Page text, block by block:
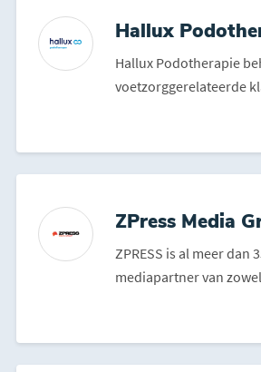
Hallux
Hallux Podotherapie
voetzorggerelateerde
ZPress Media
ZPRESS is al meer dan
mediapartner van